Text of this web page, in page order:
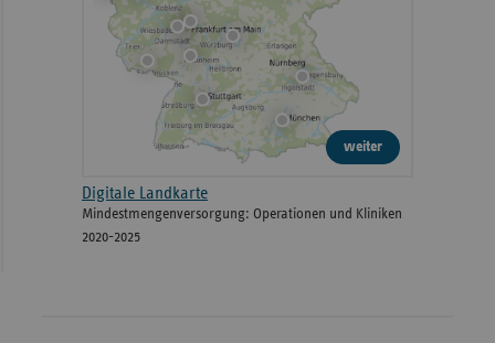
weiter
Digitale Landkarte
Mindestmengenversorgung: Operationen und Kliniken
2020-2025